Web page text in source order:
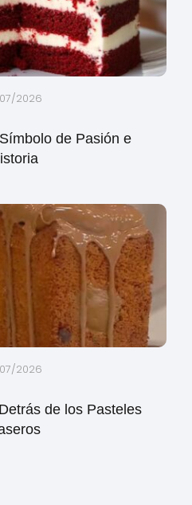
2026
de Pasión e
2026
de los Pasteles